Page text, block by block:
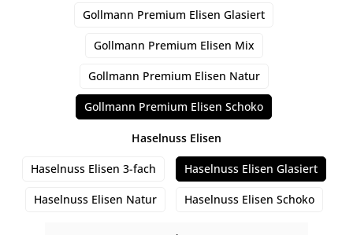
Gollmann Premium Elisen Glasiert
Gollmann Premium Elisen Mix
Gollmann Premium Elisen Natur
Gollmann Premium Elisen Schoko
Haselnuss Elisen
Haselnuss Elisen 3-fach Haselnuss Elisen Glasiert
Haselnuss Elisen Natur Haselnuss Elisen Schoko